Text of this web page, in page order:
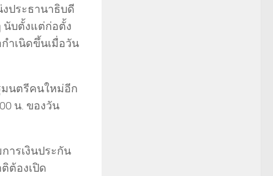
ประธานาธิบดี
นับตั้งแต่ก่อตั้ง
ำเนิดขึ้นเมื่อวัน
มนตรีคนใหม่อีก
น. ของวัน
ารเงินประกัน
ต้องเปิด